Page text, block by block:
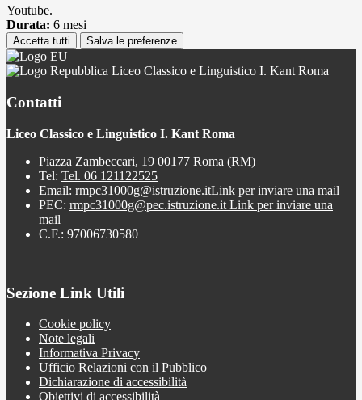
Youtube.
Durata: 6 mesi
Accetta tutti Salva le preferenze
Liceo Classico e Linguistico I. Kant Roma
Contatti
Liceo Classico e Linguistico I. Kant Roma
Piazza Zambeccari, 19 00177 Roma (RM)
Tel: Tel. 06 121122525
Email: rmpc31000g@istruzione.itLink per inviare una mail
PEC: rmpc31000g@pec.istruzione.it Link per inviare una
mail
C.F.: 97006730580
Sezione Link Utili
Cookie policy
Note legali
Informativa Privacy
Ufficio Relazioni con il Pubblico
Dichiarazione di accessibilità
Obiettivi di accessibilità